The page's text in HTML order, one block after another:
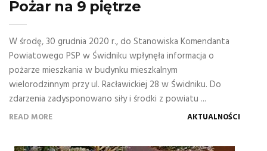
Pożar na 9 piętrze
W środę, 30 grudnia 2020 r., do Stanowiska Komendanta
Powiatowego PSP w Świdniku wpłynęła informacja o
pożarze mieszkania w budynku mieszkalnym
wielorodzinnym przy ul. Racławickiej 28 w Świdniku. Do
zdarzenia zadysponowano siły i środki z powiatu ...
READ MORE AKTUALNOŚCI